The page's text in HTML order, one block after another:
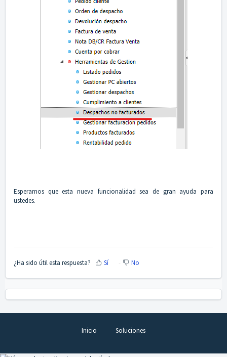
Esperamos que esta nueva funcionalidad sea de gran ayuda para
ustedes.
¿Ha sido útil esta respuesta? Sí No
Inicio Soluciones